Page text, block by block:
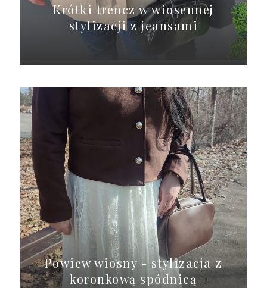
Krótki trencz w wiosennej
stylizacji z jeansami
Powiew wiosny - stylizacja z
koronkową spódnicą